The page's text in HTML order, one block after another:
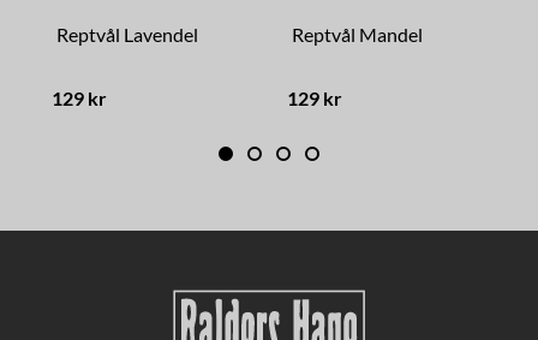
Reptvål Lavendel
129 kr
Reptvål Mandel
129 kr